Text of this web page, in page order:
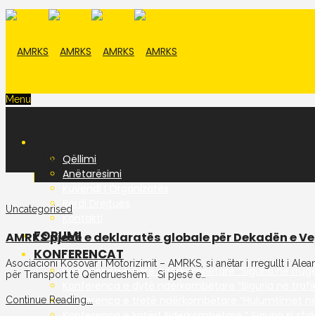
Menu
Qëllimi
Anëtarësimi
Bordi Drejtues
Kontakti
FORUMI
KONFERENCAT
Konferenca e parë ndërkombëtare “Siguria në
Konferenca e tretë ndërkombëtare “Hulumtimet
Home
Uncategorised
AMRKS pjesë e deklaratës globale për Dekadën e
Asociacioni Kosovar i Motorizimit – AMRKS, si anëtar i rregullt i
për Transport të Qëndrueshëm. Si pjesë e…
Continue Reading...